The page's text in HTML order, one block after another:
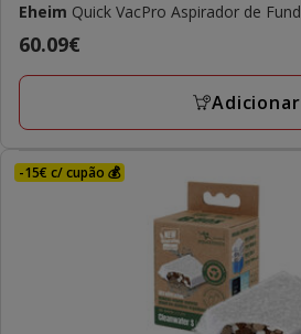
Eheim Quick VacPro Aspirador de
Preço
60.09€
60.09€
Adicionar
-15€ c/ cupão 💰